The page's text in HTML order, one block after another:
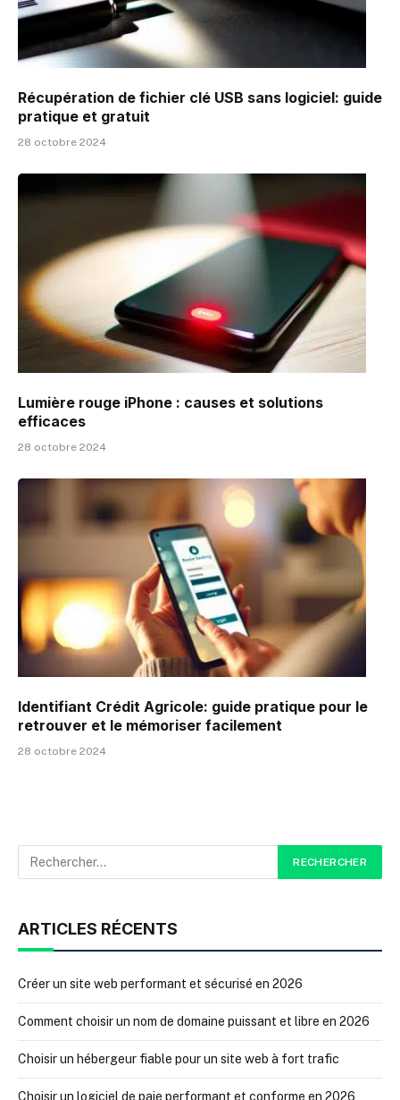
Récupération de fichier clé USB sans logiciel: guide
pratique et gratuit
28 octobre 2024
Lumière rouge iPhone : causes et solutions
efficaces
28 octobre 2024
Identifiant Crédit Agricole: guide pratique pour le
retrouver et le mémoriser facilement
28 octobre 2024
ARTICLES RÉCENTS
Créer un site web performant et sécurisé en 2026
Comment choisir un nom de domaine puissant et libre en 2026
Choisir un hébergeur fiable pour un site web à fort trafic
Choisir un logiciel de paie performant et conforme en 2026